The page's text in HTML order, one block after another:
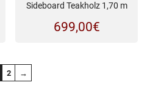
Sideboard Teakholz 1,70 m
699,00€
2 →